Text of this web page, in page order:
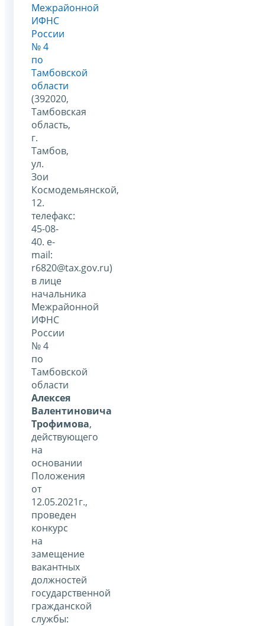
Межрайонной
ИФНС
России
№ 4
по
Тамбовской
области
(392020,
Тамбовская
область,
г.
Тамбов,
ул.
Зои
Космодемьянской,
12.
телефакс:
45-08-
40. е-
mail:
r6820@tax.gov.ru)
в лице
начальника
Межрайонной
ИФНС
России
№ 4
по
Тамбовской
области
Алексея
Валентиновича
Трофимова,
действующего
на
основании
Положения
от
12.05.2021г.,
проведен
конкурс
на
замещение
вакантных
должностей
государственной
гражданской
службы: